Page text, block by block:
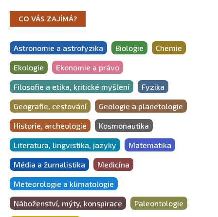
CO VÁS ZAJÍMÁ?
Astronomie a astrofyzika Biologie Chemie
Ekologie Ekonomie a právo
Filosofie a etika, kritické myšlení Fyzika
Geografie, cestování Geologie a planetologie
Historie, archeologie Kosmonautika
Literatura, lingvistika, jazyky Matematika
Média a žurnalistika Medicína
Meteorologie a klimatologie
Náboženství, mýty, konspirace Paleontologie